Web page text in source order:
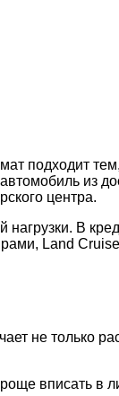
подходит
из
центра.
В
Land
не только
вписать